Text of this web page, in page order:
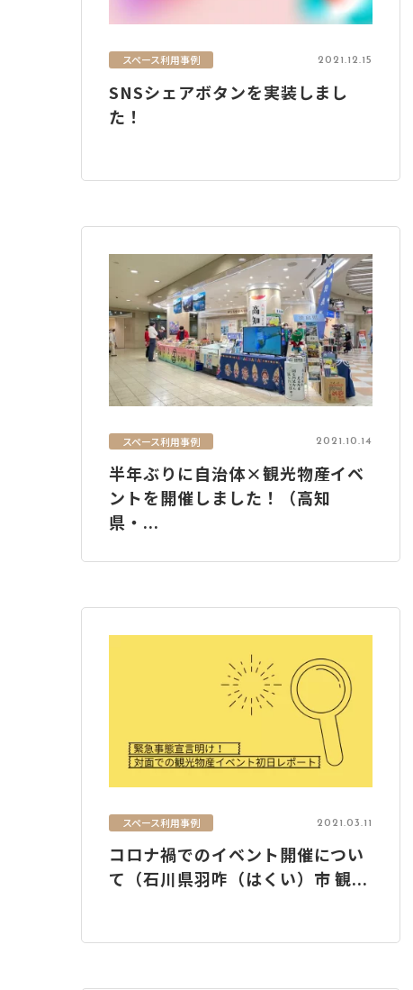
スペース利用事例 2021.12.15
SNSシェアボタンを実装しまし
た！
スペース利用事例 2021.10.14
半年ぶりに自治体×観光物産イベ
ントを開催しました！（高知
県・...
スペース利用事例 2021.03.11
コロナ禍でのイベント開催につい
て（石川県羽咋（はくい）市 観...